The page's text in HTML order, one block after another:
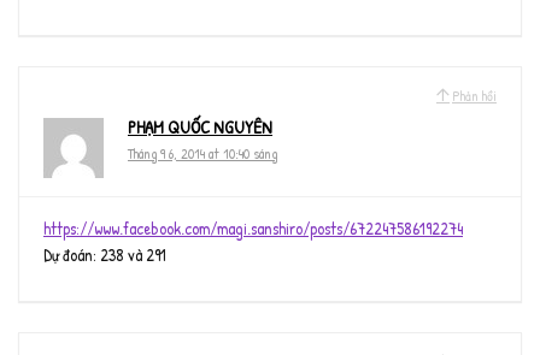
Phản hồi
PHẠM QUỐC NGUYÊN
Tháng 9 6, 2014 at 10:40 sáng
https://www.facebook.com/magi.sanshiro/posts/672247586192274
Dự đoán: 238 và 291